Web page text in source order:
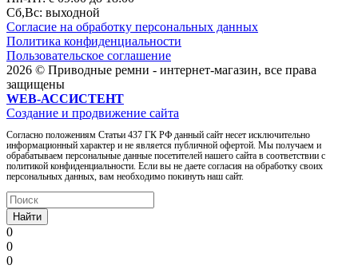
Сб,Вc: выходной
Согласие на обработку персональных данных
Политика конфиденциальности
Пользовательское соглашение
2026 © Приводные ремни - интернет-магазин, все права
защищены
WEB-АССИСТЕНТ
Создание и продвижение сайта
Согласно положениям Статьи 437 ГК РФ данный сайт несет исключительно
информационный характер и не является публичной офертой. Мы получаем и
обрабатываем персональные данные посетителей нашего сайта в соответствии с
политикой конфиденциальности. Если вы не даете согласия на обработку своих
персональных данных, вам необходимо покинуть наш сайт.
Найти
0
0
0